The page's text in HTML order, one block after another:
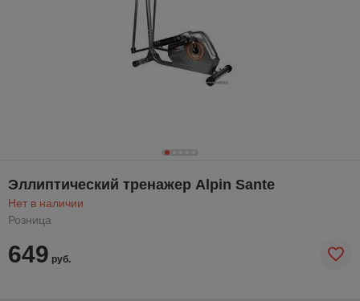
Эллиптический тренажер Alpin Sante
Нет в наличии
Розница
649 руб.